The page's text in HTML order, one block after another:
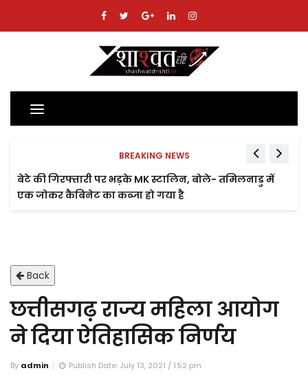
Toggle
navigation
BREAKING NEWS
बेटे की गिरफ्तारी पर भड़के MK स्टालिन, बोले- तमिलनाडु में
एक जोकर कैबिनेट का कब्जा हो गया है
Back
छत्तीसगढ़ राज्य महिला आयोग
ने दिया ऐतिहासिक निर्णय
By admin
Publish Date: July 13, 2021 / 1:52 pm